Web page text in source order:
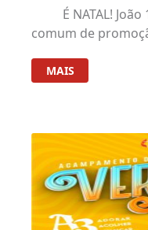
É NATAL! João
comum de
MAIS